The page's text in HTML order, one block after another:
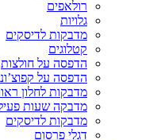
רולאפים
גלויות
מדבקות לדיסקים
קטלוגים
הדפסה על חולצות
הדפסה על
מדבקות לחלון
מדבקה שעות
מדבקות לדיסקים
דגלי פרסום